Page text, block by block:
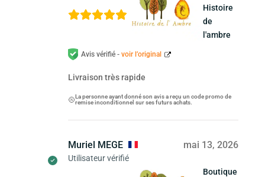
Histoire
de
l'ambre
Avis vérifié - voir l’original
Livraison très rapide
La personne ayant donné son avis a reçu un code promo de
remise inconditionnel sur ses futurs achats.
Muriel MEGE
Utilisateur vérifié
mai 13, 2026
Boutique